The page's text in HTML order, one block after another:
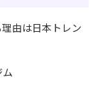
由は⽇本トレン